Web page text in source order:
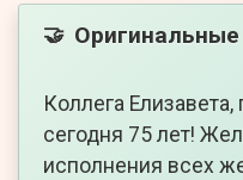
🤝 Оригинальные
Коллега
сегодня 75 лет!
исполнения всех